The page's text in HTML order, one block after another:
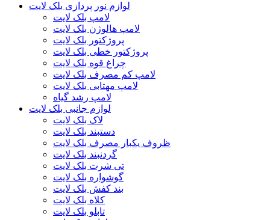
لوازم نور پردازی بلک لایت
لامپ بلک لایت
لامپ هالوژن بلک لایت
پروژکتور بلک لایت
پروژکتور خطی بلک لایت
چراغ قوه بلک لایت
لامپ کم مصرف بلک لایت
لامپ مهتابی بلک لایت
لامپ رشد گیاه
لوازم جانبی بلک لایت
لاک بلک لایت
دستبند بلک لایت
ظروف یکبار مصرف بلک لایت
گردنبند بلک لایت
تی شرت بلک لایت
گوشواره بلک لایت
بند کفش بلک لایت
کلاه بلک لایت
تابلو بلک لایت